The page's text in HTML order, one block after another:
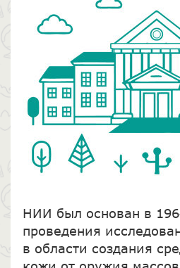
НИИ был основан в
проведения
в области создания